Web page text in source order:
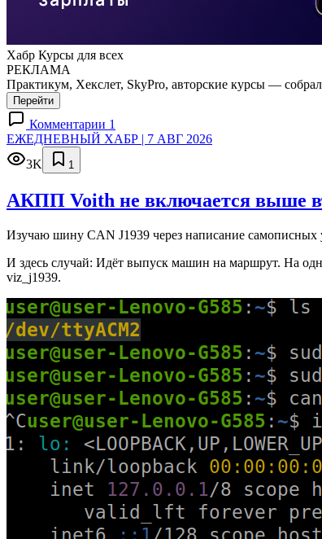
Хабр Курсы для всех
РЕКЛАМА
Практикум, Хекслет, SkyPro, авторские курсы —
Перейти
Комментарии 1
ЕЖЕДНЕВНЫЙ ХАБР | 7 АВГ 2026
3K
1
АКПП Voith не включается выше
Изучаю шину CAN J1939 через написание самописных
И здесь случай: Идёт выпуск машин на маршрут. На
viz_j1939.